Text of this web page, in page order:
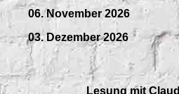
06. November 2026
03. Dezember 2026
Lesung mit